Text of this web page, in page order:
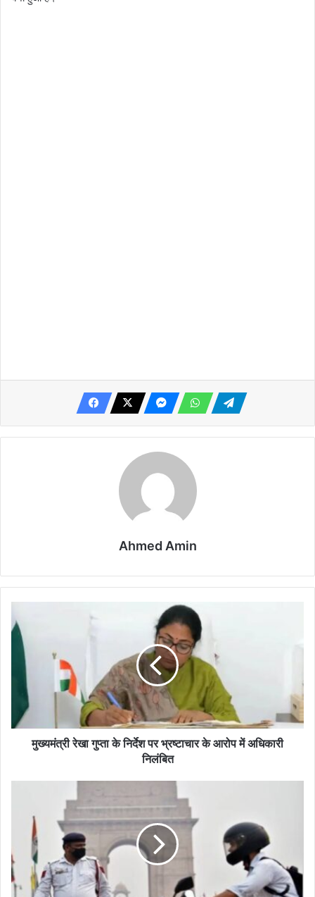
Ahmed Amin
रेखा
गुप्ता
निर्देश
भ्रष्टाचार
आरोप
मुख्यमंत्री रेखा गुप्ता के निर्देश पर भ्रष्टाचार के आरोप में अधिकारी
निलंबित
ड्राइविंग
टॉलरेंस,
पिकेट
पर